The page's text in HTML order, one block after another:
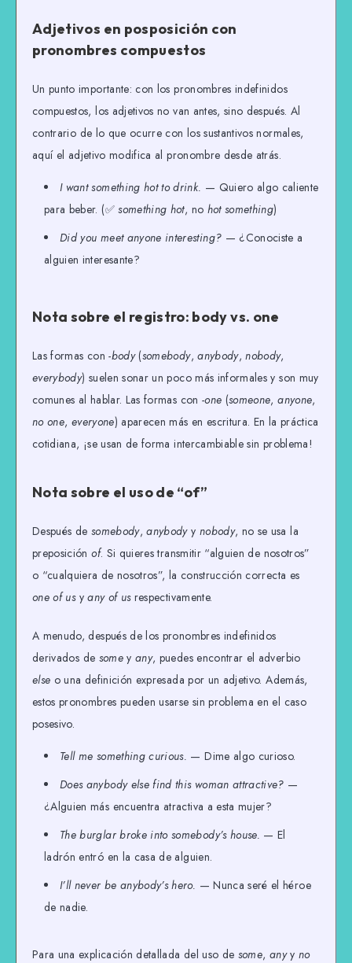
Adjetivos en posposición con
pronombres compuestos
Un punto importante: con los pronombres indefinidos
compuestos, los adjetivos no van antes, sino después. Al
contrario de lo que ocurre con los sustantivos normales,
aquí el adjetivo modifica al pronombre desde atrás.
I want something hot to drink. — Quiero algo caliente
para beber. (✅something hot, no hot something)
Did you meet anyone interesting? — ¿Conociste a
alguien interesante?
Nota sobre el registro: body vs. one
Las formas con-body(somebody,anybody,nobody,
everybody) suelen sonar un poco más informales y son muy
comunes al hablar. Las formas con -one (someone,anyone,
no one, everyone) aparecen más en escritura. En la práctica
cotidiana, ¡se usan de forma intercambiable sin problema!
Nota sobre el uso de “of”
Después de somebody,anybodyy nobody, no se usa la
preposiciónof. Si quieres transmitir “alguien de nosotros”
o “cualquiera de nosotros”, la construcción correcta es
one of usyany of usrespectivamente.
A menudo, después de los pronombres indefinidos
derivados de someyany, puedes encontrar el adverbio
else o una definición expresada por un adjetivo. Además,
estos pronombres pueden usarse sin problema en el caso
posesivo.
Tell me something curious. — Dime algo curioso.
Does anybody else find this woman attractive? —
¿Alguien más encuentra atractiva a esta mujer?
The burglar broke into somebody’s house. — El
ladrón entró en la casa de alguien.
I’ll never be anybody’s hero. — Nunca seré el héroe
de nadie.
Para una explicación detallada del uso de some, anyy no